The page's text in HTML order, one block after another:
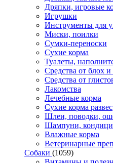
Дряпки, игровые
Игрушки
Инструменты для
Миски, поилки
Сумки-переноски
Сухие корма
Туалеты,
Средства от блох
Средства от
Лакомства
Лечебные корма
Сухие корма развес
Шлеи, поводки,
Шампуни,
Влажные корма
Ветеринарные
Собаки (1059)